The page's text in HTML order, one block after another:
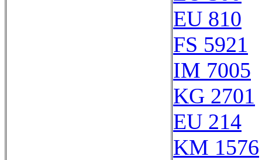
EU 810
FS 5921
IM 7005
KG 2701
EU 214
KM 1576